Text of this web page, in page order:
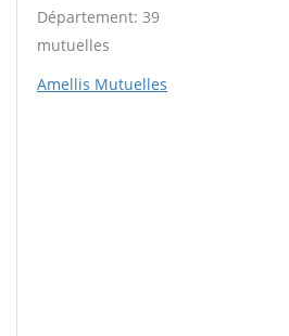
Département: 39
mutuelles
Amellis Mutuelles